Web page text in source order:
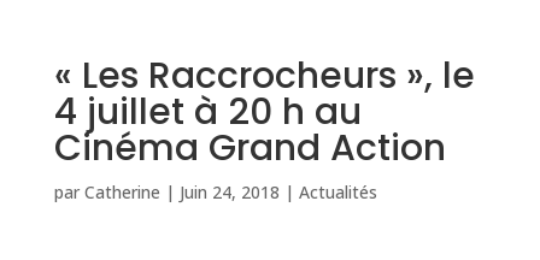
« Les Raccrocheurs », le
4 juillet à 20 h au
Cinéma Grand Action
par Catherine | Juin 24, 2018 | Actualités